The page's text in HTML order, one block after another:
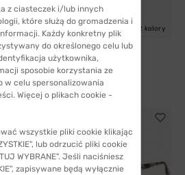
WYSYŁKA 24H 2 kolory
Solano
Solano 90289 D z nakładką
przeciwsłoneczną z...
299,99 zł
z ciasteczek i/lub innych
które służą do gromadzenia i
Każdy konkretny plik
do określonego celu lub
użytkownika,
sposobie korzystania ze
w celu spersonalizowania
Więcej o plikach cookie -
wszystkie pliki cookie klikając
lub odrzucić pliki cookie
WYBRANE". Jeśli naciśniesz
zapisywane będą wyłącznie